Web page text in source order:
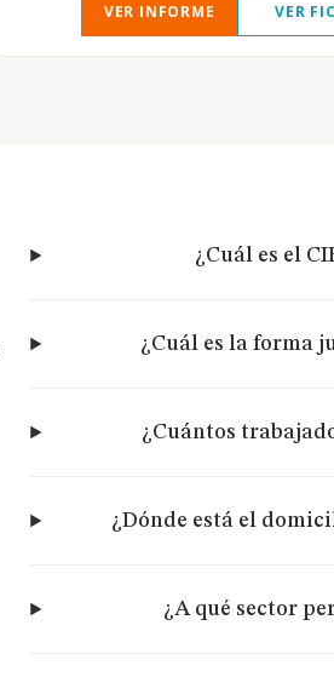
VER INFORME VER
¿Cuál es el
¿Cuál es la forma
¿Cuántos
¿Dónde está el
¿A qué sector